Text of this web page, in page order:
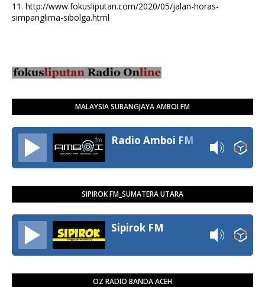
11. http://www.fokusliputan.com/2020/05/jalan-horas-
simpanglima-sibolga.html
MALAYSIA SUBANGJAYA AMBOI FM
Radio Amboi FM
SIPIROK FM_SUMATERA UTARA
Sipirok FM
OZ RADIO BANDA ACEH